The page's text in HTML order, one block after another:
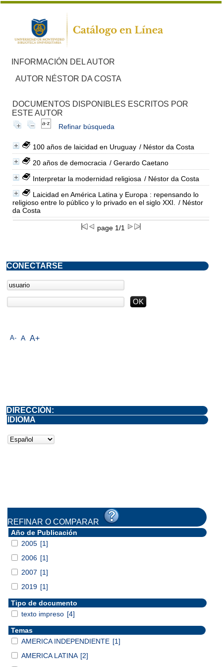
INFORMACIÓN DEL AUTOR
AUTOR NÉSTOR DA COSTA
DOCUMENTOS DISPONIBLES ESCRITOS POR
ESTE AUTOR
Refinar búsqueda
100 años de laicidad en Uruguay / Néstor da Costa
20 años de democracia / Gerardo Caetano
Interpretar la modernidad religiosa / Néstor da Costa
Laicidad en América Latina y Europa : repensando lo
religioso entre lo público y lo privado en el siglo XXI.
/ Néstor
da Costa
page 1/1
A- A A+
CONECTARSE
DIRECCIÓN:
IDIOMA
REFINAR O COMPARAR
Año de Publicación
2005 [1]
2006 [1]
2007 [1]
2019 [1]
Tipo de documento
texto impreso [4]
Temas
AMERICA INDEPENDIENTE [1]
AMERICA LATINA [2]